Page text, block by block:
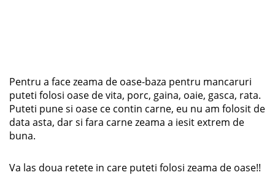
Pentru a face zeama de oase-baza pentru mancaruri
puteti folosi oase de vita, porc, gaina, oaie, gasca, rata.
Puteti pune si oase ce contin carne, eu nu am folosit de
data asta, dar si fara carne zeama a iesit extrem de
buna.
Va las doua retete in care puteti folosi zeama de oase!!